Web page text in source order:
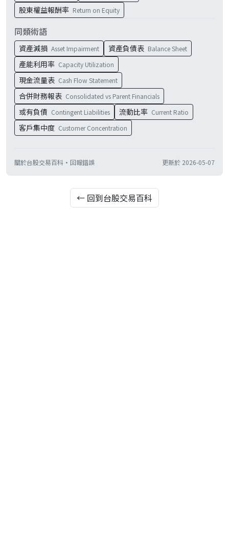
股東權益報酬率 Return on Equity
同類術語
資產減損 Asset Impairment 資產負債表 Balance Sheet
產能利用率 Capacity Utilization
現金流量表 Cash Flow Statement
合併財務報表 Consolidated vs Parent Financials
或有負債 Contingent Liabilities 流動比率 Current Ratio
客戶集中度 Customer Concentration
關於台股交易百科 · 回報錯誤 更新於 2026-05-07
← 回到台股交易百科